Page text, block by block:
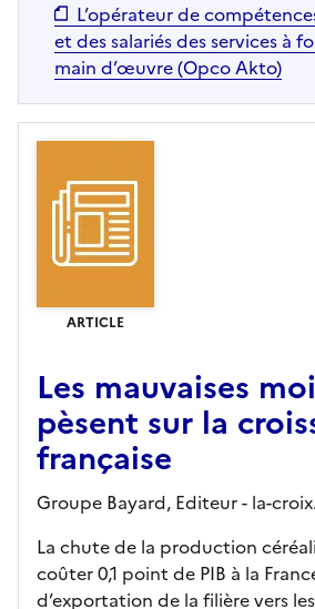
L’opérateur de
et des salariés des services à
main d’œuvre (Opco Akto)
ARTICLE
Les mauvaises
pèsent sur la
française
Groupe Bayard, Editeur- la-
La chute de la production
coûter 0,1 point de PIB à la
d’exportation de la filière vers